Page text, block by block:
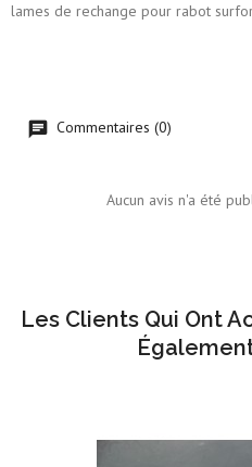
lames de rechange pour rabot
Commentaires (0)
Aucun avis n'a été
Les Clients Qui Ont